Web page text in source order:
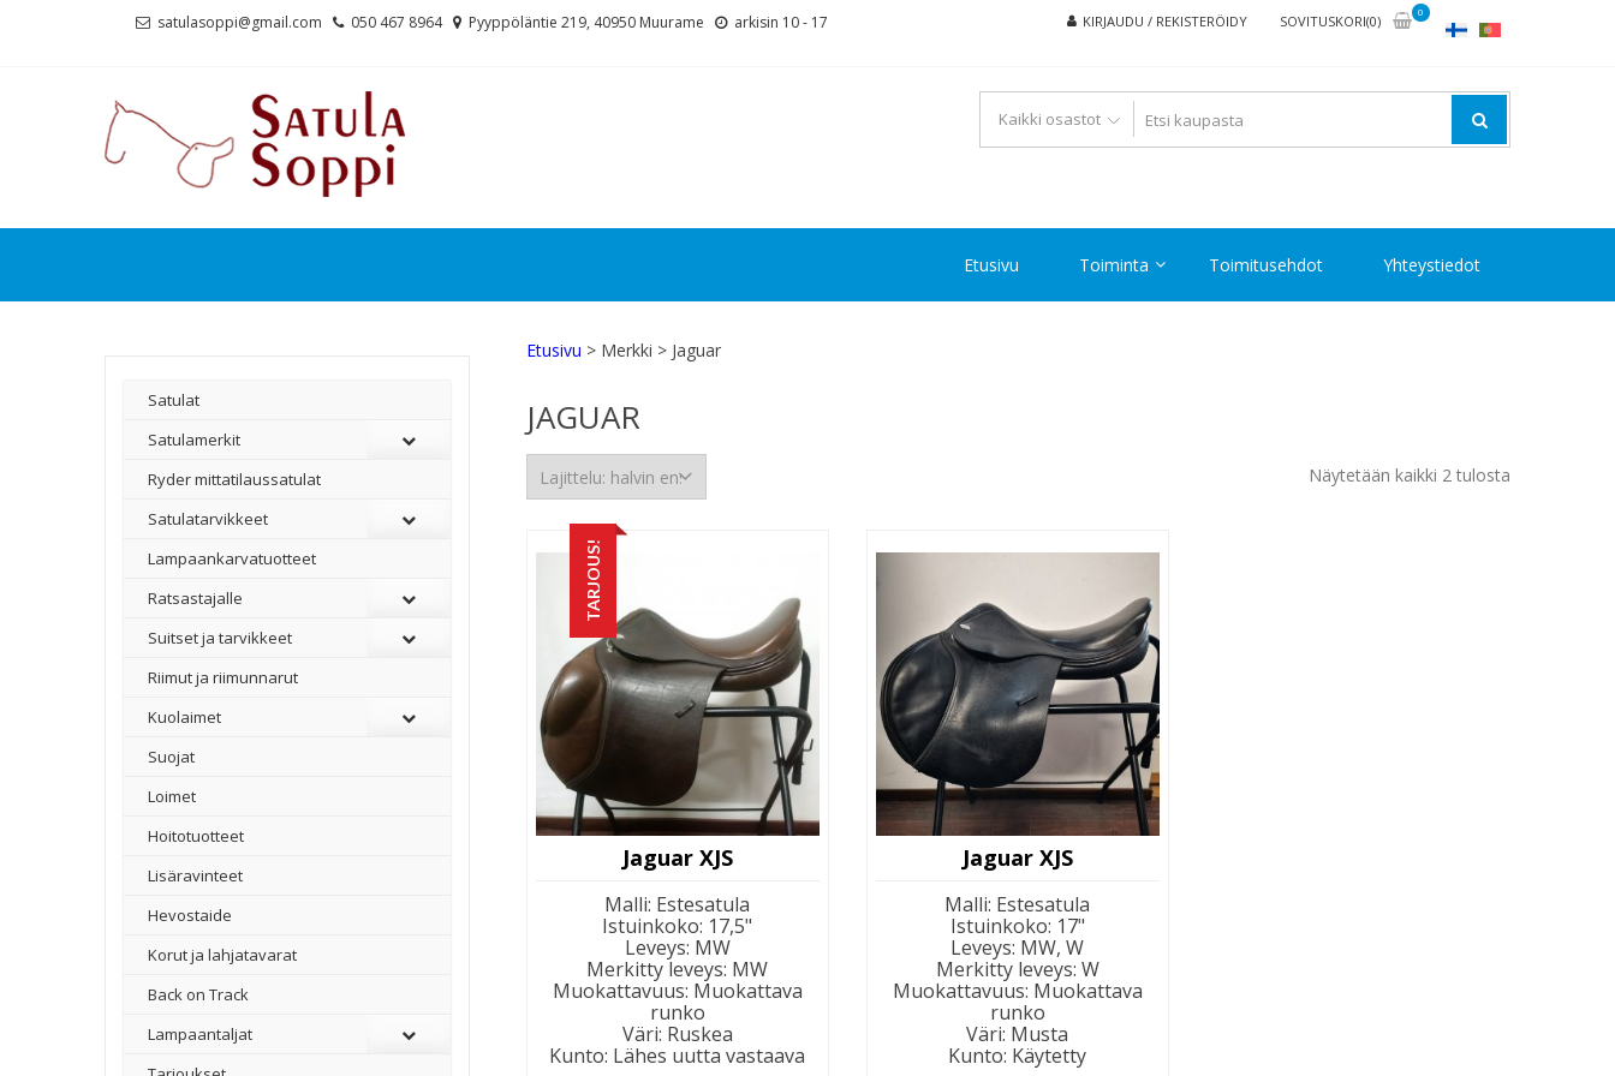
satulasoppi@gmail.com 050 467 8964 Pyyppöläntie 219, 40950 Muurame arkisin 10 - 17 KIRJAUDU / REKISTERÖIDY SOVITUSKORI(0)
0
Etusivu Toiminta Toimitusehdot Yhteystiedot
Etusivu > Merkki > Jaguar
JAGUAR
Näytetään kaikki 2 tulosta
TARJOUS!
Jaguar XJS
Malli: Estesatula
Istuinkoko: 17,5"
Leveys: MW
Merkitty leveys: MW
Muokattavuus: Muokattava
runko
Väri: Ruskea
Kunto: Lähes uutta vastaava
Jaguar XJS
Malli: Estesatula
Istuinkoko: 17"
Leveys: MW, W
Merkitty leveys: W
Muokattavuus: Muokattava
runko
Väri: Musta
Kunto: Käytetty
Satulat
Satulamerkit
Ryder mittatilaussatulat
Satulatarvikkeet
–
Lampaankarvatuotteet
Ratsastajalle
Suitset ja tarvikkeet
Riimut ja riimunnarut
Kuolaimet
Suojat
Loimet
Hoitotuotteet
Lisäravinteet
Hevostaide
Korut ja lahjatavarat
Back on Track
Lampaantaljat